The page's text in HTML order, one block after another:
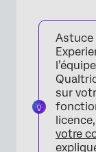
Astuce
sur
votre